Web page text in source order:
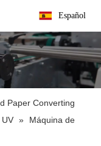
Español
Paper Converting
»
Máquina de